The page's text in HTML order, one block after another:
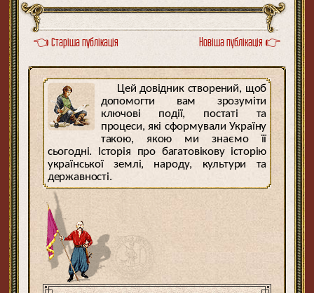
👈 Старіша публікація Новіша публікація 👉
Цей довідник створений, щоб
допомогти вам зрозуміти
ключові події, постаті та
процеси, які сформували Україну
такою, якою ми знаємо її
сьогодні. Історія про багатовікову історію
української землі, народу, культури та
державності.